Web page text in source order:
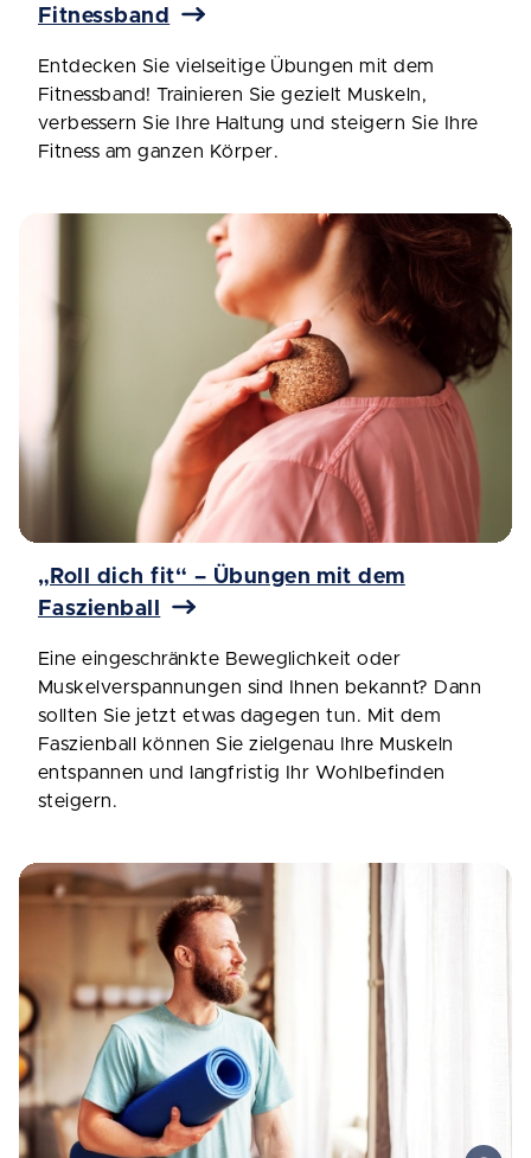
Fitnessband
Entdecken Sie vielseitige Übungen mit dem
Fitnessband! Trainieren Sie gezielt Muskeln,
verbessern Sie Ihre Haltung und steigern Sie Ihre
Fitness am ganzen Körper.
„Roll dich fit“ – Übungen mit dem
Faszienball
Eine eingeschränkte Beweglichkeit oder
Muskelverspannungen sind Ihnen bekannt? Dann
sollten Sie jetzt etwas dagegen tun. Mit dem
Faszienball können Sie zielgenau Ihre Muskeln
entspannen und langfristig Ihr Wohlbefinden
steigern.